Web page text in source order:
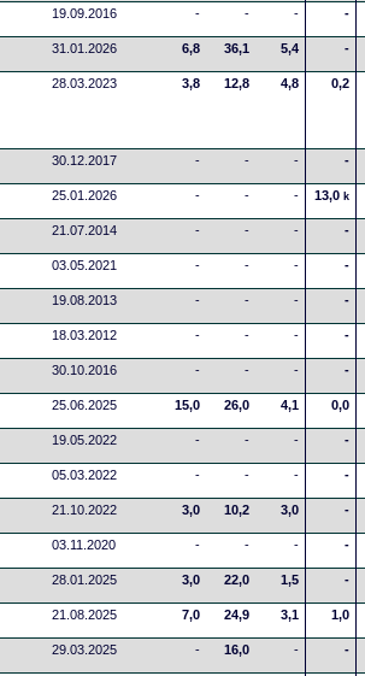
19.09.2016 - - - -
31.01.2026 6,8 36,1 5,4 -
28.03.2023 3,8 12,8 4,8 0,2
30.12.2017 - - - -
25.01.2026 - - - 13,0 k
21.07.2014 - - - -
03.05.2021 - - - -
19.08.2013 - - - -
18.03.2012 - - - -
30.10.2016 - - - -
25.06.2025 15,0 26,0 4,1 0,0
19.05.2022 - - - -
05.03.2022 - - - -
21.10.2022 3,0 10,2 3,0 -
03.11.2020 - - - -
28.01.2025 3,0 22,0 1,5 -
21.08.2025 7,0 24,9 3,1 1,0
29.03.2025 - 16,0 - -